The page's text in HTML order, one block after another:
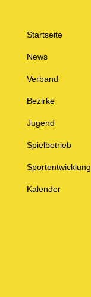
Startseite
News
Verband
Bezirke
Jugend
Spielbetrieb
Sportentwicklung
Kalender